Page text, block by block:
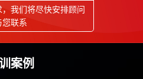
我们将尽快安排顾问
您联系
案例